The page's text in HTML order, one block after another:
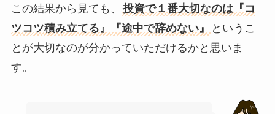
この結果から見ても、
投資で１番大切なのは『コ
ツコツ積み立てる』『途中で辞めない』
というこ
とが大切なのが分かっていただけるかと思いま
す。